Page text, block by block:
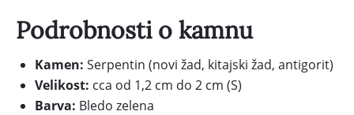
Podrobnosti o kamnu
Kamen: Serpentin (novi žad, kitajski žad, antigorit)
Velikost: cca od 1,2 cm do 2 cm (S)
Barva: Bledo zelena